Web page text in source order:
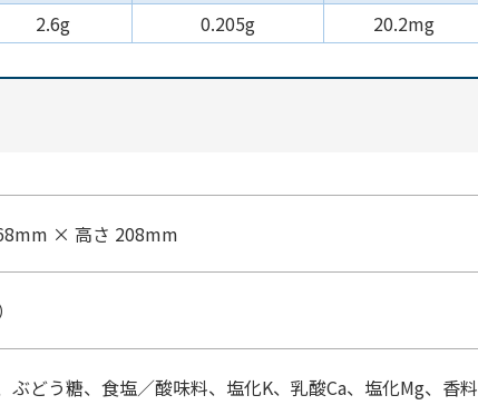
2.6g 0.205g 20.2mg
× 高さ 208mm
ぶどう糖、食塩／酸味料、塩化K、乳酸Ca、塩化Mg、香料